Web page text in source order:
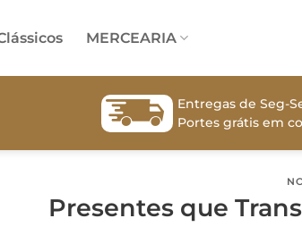
MERCEARIA
Entregas de Seg-
Portes grátis em
Presentes que